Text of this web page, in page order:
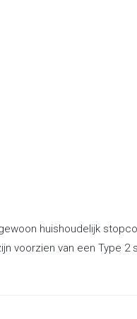
huishoudelijk
voorzien van een Type